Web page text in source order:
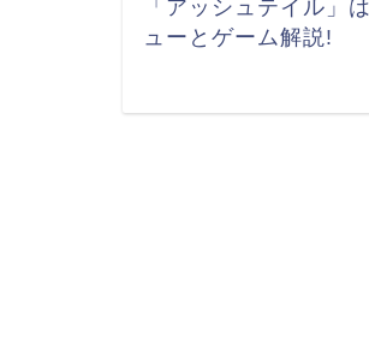
「アッシュテイル」
ューとゲーム解説!